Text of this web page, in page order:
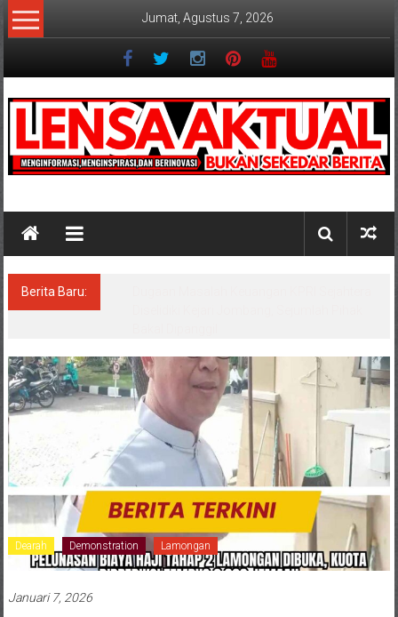
Lompat
ke
Jumat, Agustus 7, 2026
Berita Baru:
Dearah Demonstration Lamongan
Januari 7, 2026